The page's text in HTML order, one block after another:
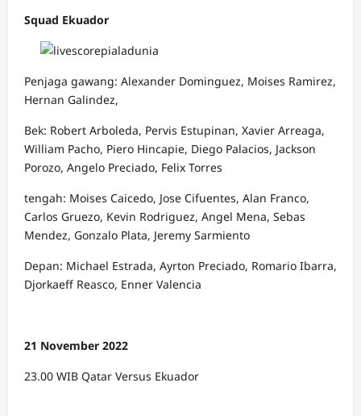
Squad Ekuador
Penjaga gawang: Alexander Dominguez, Moises Ramirez,
Hernan Galindez,
Bek: Robert Arboleda, Pervis Estupinan, Xavier Arreaga,
William Pacho, Piero Hincapie, Diego Palacios, Jackson
Porozo, Angelo Preciado, Felix Torres
tengah: Moises Caicedo, Jose Cifuentes, Alan Franco,
Carlos Gruezo, Kevin Rodriguez, Angel Mena, Sebas
Mendez, Gonzalo Plata, Jeremy Sarmiento
Depan: Michael Estrada, Ayrton Preciado, Romario Ibarra,
Djorkaeff Reasco, Enner Valencia
21 November 2022
23.00 WIB Qatar Versus Ekuador